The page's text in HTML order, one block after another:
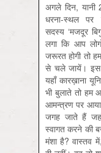
अगले दिन, यानी
धरना-स्थल
सदस्य ‘मजदूर
लगा कि आप
जरूरत होगी तो
से चले जायें। इस
यहाँ कारख़ाना
भी बुलाते तो हम
आमन्त्रण पर आया
जगह जाते हैं
स्वागत करने की
मंशा है? वास्तव